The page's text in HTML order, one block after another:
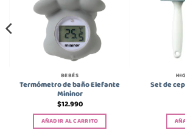
BEBÉS
Termómetro de baño Elefante
Mininor
$12.990
AÑADIR AL CARRITO
Set de